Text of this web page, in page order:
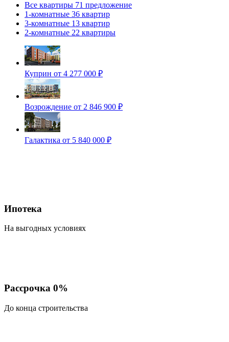
Все квартиры 71 предложение
1-комнатные 36 квартир
3-комнатные 13 квартир
2-комнатные 22 квартиры
Куприн от 4 277 000 ₽
Возрождение от 2 846 900 ₽
Галактика от 5 840 000 ₽
Ипотека
На выгодных условиях
Рассрочка 0%
До конца строительства